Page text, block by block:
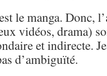
le manga. Donc,
vidéos, drama)
et indirecte.
d’ambiguïté.